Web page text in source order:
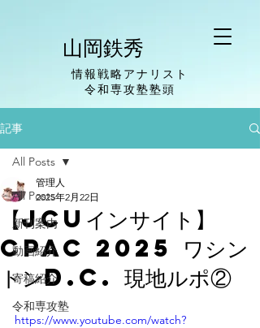
山岡鉄秀
情報戦略アナリスト
​令和専攻塾塾頭
記事
All Posts
新刊案内
動画紹介
寄稿紹介
令和専攻塾
All Posts
【JCUインサイト】
CPAC 2025 ワシン
トンD.C. 現地ルポ②
管理人
2025年2月22日
https://www.youtube.com/watch?